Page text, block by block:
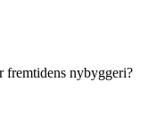
nybyggeri?